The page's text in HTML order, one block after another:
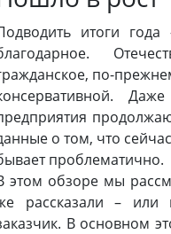
итоги
по-
о том, что
проблематично.
этом обзоре мы
рассказали – или
В основном